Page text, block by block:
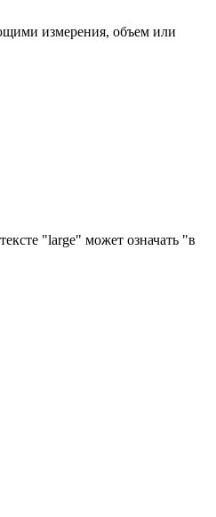
измерения, объем или
"large" может означать "в